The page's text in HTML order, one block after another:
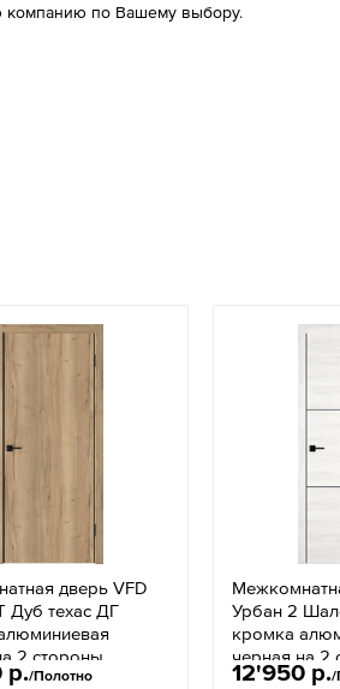
компанию по Вашему выбору.
дверь VFD
Дуб техас ДГ
2 стороны
ЧМ
р./Полотно
Урбан 2
кромка
черная на 2
черный
12'950 р./